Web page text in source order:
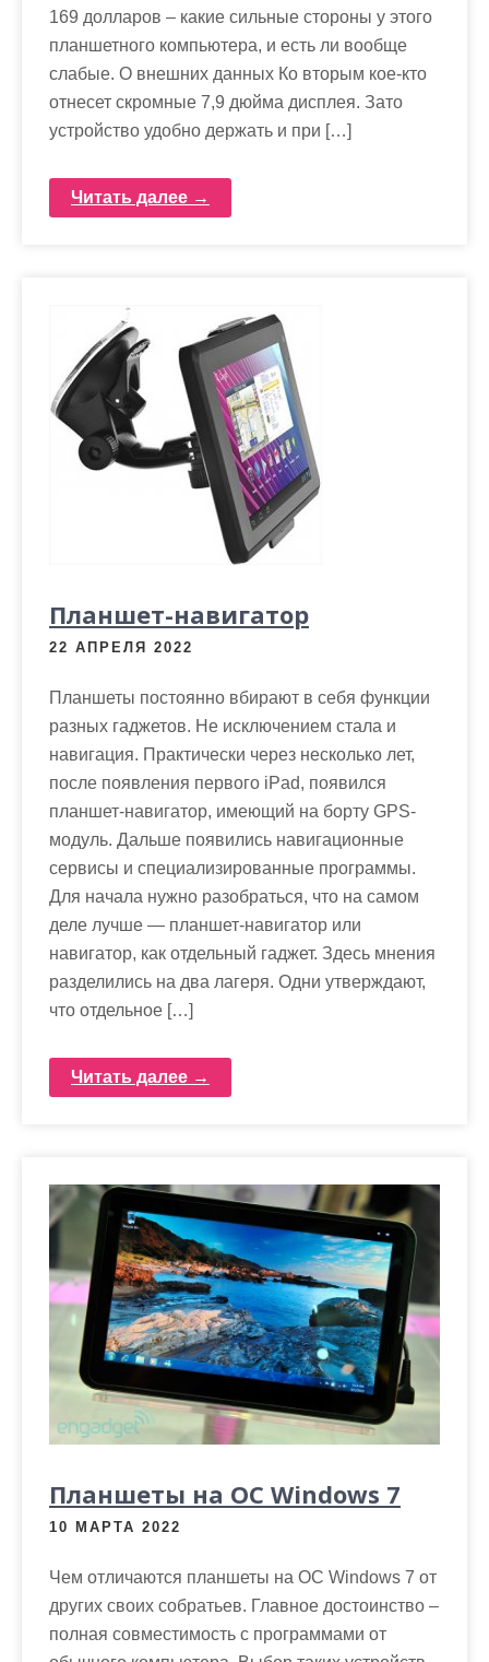
169 долларов – какие сильные стороны у этого
планшетного компьютера, и есть ли вообще
слабые. О внешних данных Ко вторым кое-кто
отнесет скромные 7,9 дюйма дисплея. Зато
устройство удобно держать и при […]
Читать далее →
Планшет-навигатор
22 АПРЕЛЯ 2022
Планшеты постоянно вбирают в себя функции
разных гаджетов. Не исключением стала и
навигация. Практически через несколько лет,
после появления первого iPad, появился
планшет-навигатор, имеющий на борту GPS-
модуль. Дальше появились навигационные
сервисы и специализированные программы.
Для начала нужно разобраться, что на самом
деле лучше — планшет-навигатор или
навигатор, как отдельный гаджет. Здесь мнения
разделились на два лагеря. Одни утверждают,
что отдельное […]
Читать далее →
Планшеты на ОС Windows 7
10 МАРТА 2022
Чем отличаются планшеты на ОС Windows 7 от
других своих собратьев. Главное достоинство –
полная совместимость с программами от